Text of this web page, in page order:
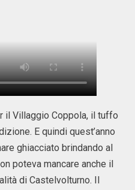
il Villaggio Coppola, il tuffo
E quindi quest’anno
ghiacciato brindando al
poteva mancare anche il
di Castelvolturno. Il